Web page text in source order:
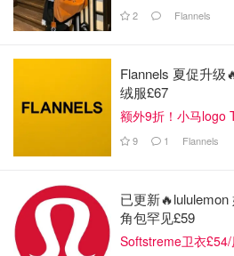
2 Flannels
Flannels 夏促升级
绒服£67
额外9折！小马logo
9 1 Flannels
已更新
角包罕见£59
Softstreme卫衣£54/